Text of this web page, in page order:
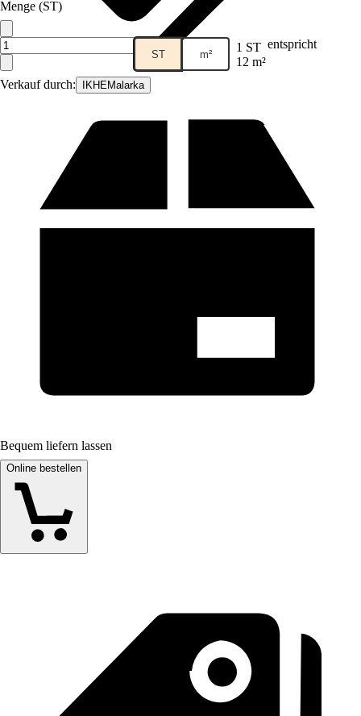
Verkauf durch: IKHEMalarka
Menge (ST)
ST m² 1 ST entspricht
12 m²
Bequem liefern lassen
Online bestellen